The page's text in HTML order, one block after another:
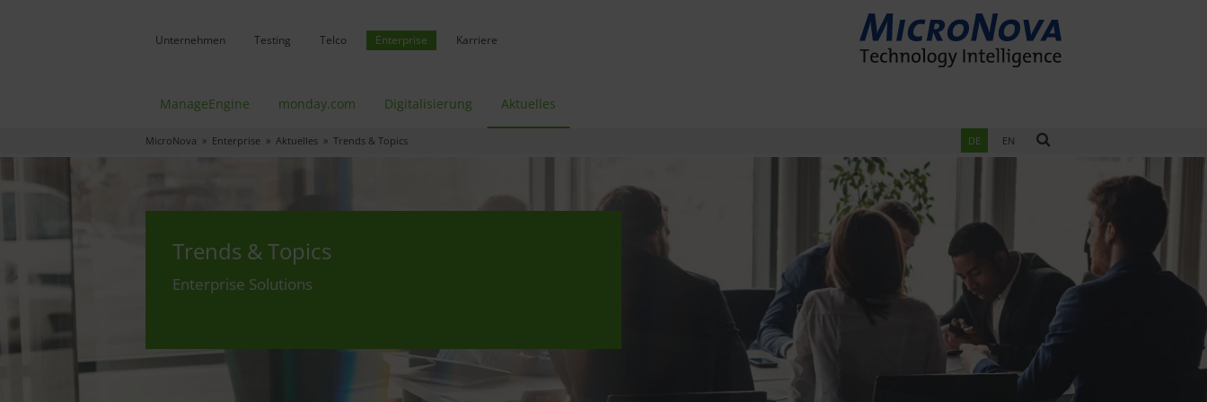
Unternehmen Testing Telco Enterprise Karriere
ManageEngine monday.com Digitalisierung Aktuelles
MicroNova » Enterprise » Aktuelles » Trends & Topics DE EN
Trends & Topics
Enterprise Solutions